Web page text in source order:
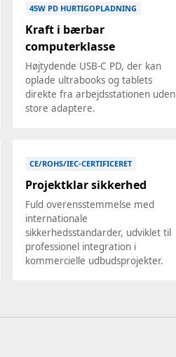
45W PD HURTIGOPLADNING
Kraft i bærbar
computerklasse
Højtydende USB-C PD, der kan
oplade ultrabooks og tablets
direkte fra arbejdsstationen uden
store adaptere.
CE/ROHS/IEC-CERTIFICERET
Projektklar sikkerhed
Fuld overensstemmelse med
internationale
sikkerhedsstandarder, udviklet til
professionel integration i
kommercielle udbudsprojekter.